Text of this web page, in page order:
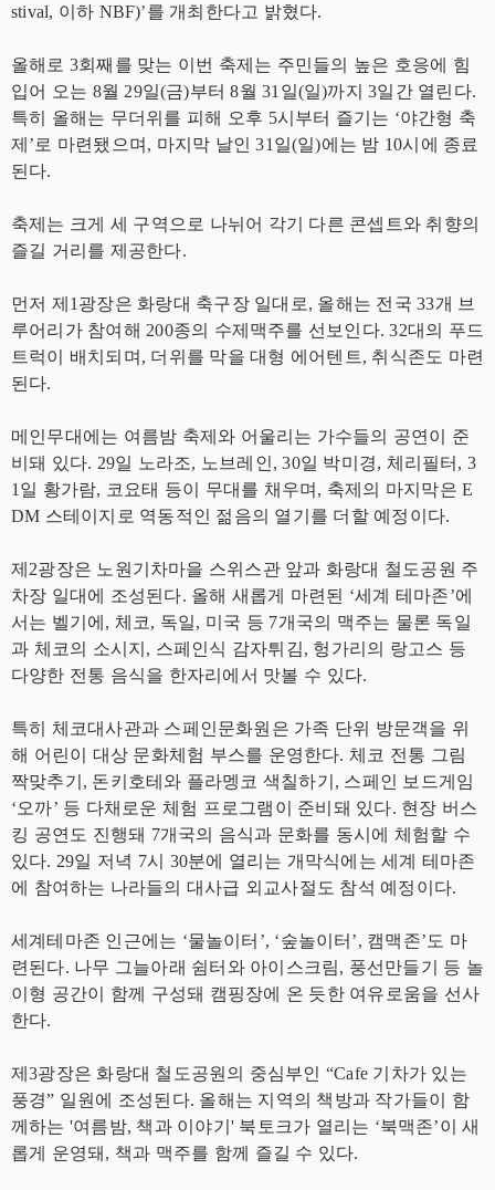
stival, 이하 NBF)’를 개최한다고 밝혔다.
올해로 3회째를 맞는 이번 축제는 주민들의 높은 호응에 힘
입어 오는 8월 29일(금)부터 8월 31일(일)까지 3일간 열린다.
특히 올해는 무더위를 피해 오후 5시부터 즐기는 ‘야간형 축
제’로 마련됐으며, 마지막 날인 31일(일)에는 밤 10시에 종료
된다.
축제는 크게 세 구역으로 나뉘어 각기 다른 콘셉트와 취향의
즐길 거리를 제공한다.
먼저 제1광장은 화랑대 축구장 일대로, 올해는 전국 33개 브
루어리가 참여해 200종의 수제맥주를 선보인다. 32대의 푸드
트럭이 배치되며, 더위를 막을 대형 에어텐트, 취식존도 마련
된다.
메인무대에는 여름밤 축제와 어울리는 가수들의 공연이 준
비돼 있다. 29일 노라조, 노브레인, 30일 박미경, 체리필터, 3
1일 황가람, 코요태 등이 무대를 채우며, 축제의 마지막은 E
DM 스테이지로 역동적인 젊음의 열기를 더할 예정이다.
제2광장은 노원기차마을 스위스관 앞과 화랑대 철도공원 주
차장 일대에 조성된다. 올해 새롭게 마련된 ‘세계 테마존’에
서는 벨기에, 체코, 독일, 미국 등 7개국의 맥주는 물론 독일
과 체코의 소시지, 스페인식 감자튀김, 헝가리의 랑고스 등
다양한 전통 음식을 한자리에서 맛볼 수 있다.
특히 체코대사관과 스페인문화원은 가족 단위 방문객을 위
해 어린이 대상 문화체험 부스를 운영한다. 체코 전통 그림
짝맞추기, 돈키호테와 플라멩코 색칠하기, 스페인 보드게임
‘오까’ 등 다채로운 체험 프로그램이 준비돼 있다. 현장 버스
킹 공연도 진행돼 7개국의 음식과 문화를 동시에 체험할 수
있다. 29일 저녁 7시 30분에 열리는 개막식에는 세계 테마존
에 참여하는 나라들의 대사급 외교사절도 참석 예정이다.
세계테마존 인근에는 ‘물놀이터’, ‘숲놀이터’, 캠맥존’도 마
련된다. 나무 그늘아래 쉼터와 아이스크림, 풍선만들기 등 놀
이형 공간이 함께 구성돼 캠핑장에 온 듯한 여유로움을 선사
한다.
제3광장은 화랑대 철도공원의 중심부인 “Cafe 기차가 있는
풍경” 일원에 조성된다. 올해는 지역의 책방과 작가들이 함
께하는 '여름밤, 책과 이야기' 북토크가 열리는 ‘북맥존’이 새
롭게 운영돼, 책과 맥주를 함께 즐길 수 있다.